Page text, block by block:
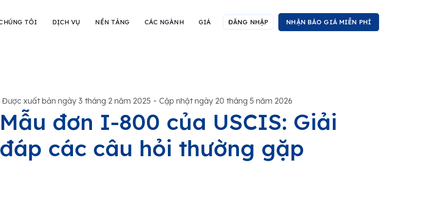
TÔI DỊCH VỤ NỀN TẢNG CÁC NGÀNH GIÁ ĐĂNG NHẬP NHẬN BÁO GIÁ MIỄN PHÍ
Được xuất bản ngày 3 tháng 2 năm 2025 - Cập nhật ngày 20 tháng 5 năm 2026
đơn I-800 của USCIS: Giải
các câu hỏi thường gặp